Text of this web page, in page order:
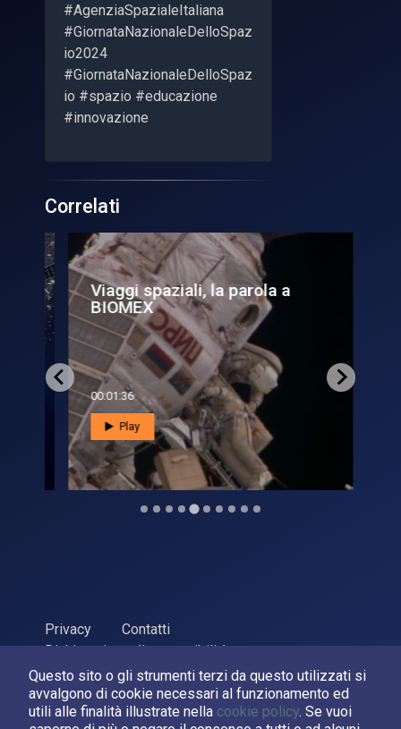
Questo sito o gli strumenti terzi da questo utilizzati si
avvalgono di cookie necessari al funzionamento ed
utili alle finalità illustrate nella cookie policy. Se vuoi
#AgenziaSpazialeItaliana
#GiornataNazionaleDelloSpaz
io2024
#GiornataNazionaleDelloSpaz
io #spazio #educazione
#innovazione
Correlati
Viaggi spaziali, la parola a
BIOMEX
00:01:36
Play
Privacy
Contatti
Dichiarazione di accessibilità
ASI Agenzia Spaziale Italiana, 2026. P.Iva 03638121008
Sviluppato daLPM